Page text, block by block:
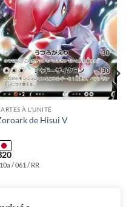
À L'UNITÉ
de Hisui V
20
/ 061 / RR